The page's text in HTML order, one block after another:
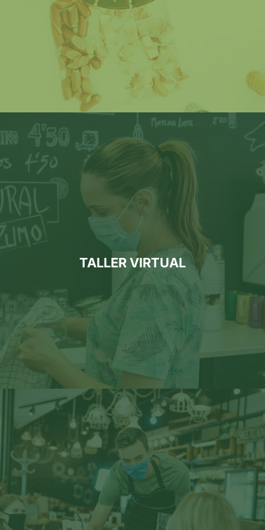
TALLER VIRTUAL
El taller se impartió en modalidad online, a través de la
plataforma gratuita Zoom.
uno: 10.00 – 11.00 o de 19.00 – 20.00